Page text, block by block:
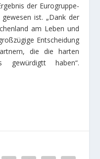
der Eurogruppe-
ist. „Dank der
am Leben und
Entscheidung
die die harten
gewürdigtt haben“.